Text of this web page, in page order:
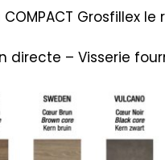
Grosfillex le
– Visserie